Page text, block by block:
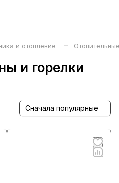
и отопление –
и горелки
Сначала популярные